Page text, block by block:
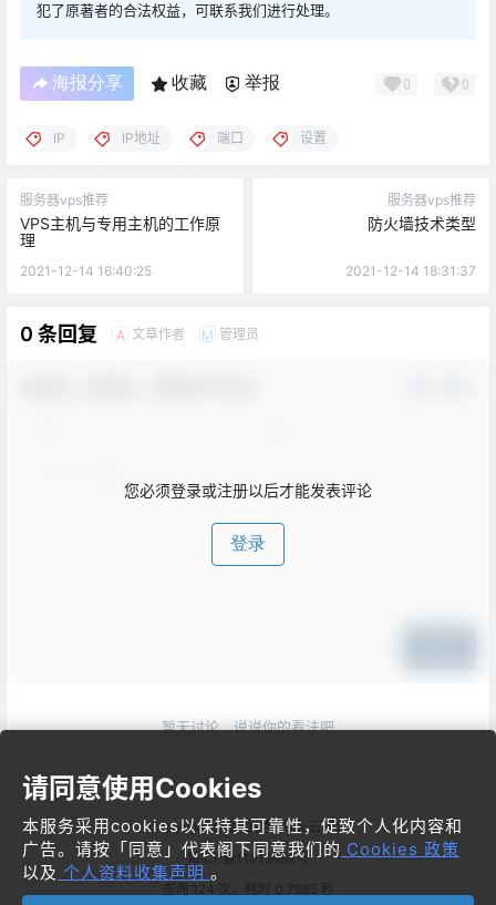
犯了原著者的合法权益，可联系我们进行处理。
海报分享 收藏 举报 0 0
IP IP地址 端口 设置
服务器vps推荐
VPS主机与专用主机的工作原
理
2021-12-14 16:40:25
服务器vps推荐
防火墙技术类型
2021-12-14 18:31:37
0 条回复 A 文章作者 M 管理员
您必须登录或注册以后才能发表评论
登录
暂无讨论，说说你的看法吧
Copyright © 2026梦飞idc云平台
粤ICP备11019662号
查询 124 次，耗时 0.7985 秒
请同意使用Cookies
本服务采用cookies以保持其可靠性，促致个人化内容和
广告。请按「同意」代表阁下同意我们的 Cookies 政策
以及 个人资料收集声明 。